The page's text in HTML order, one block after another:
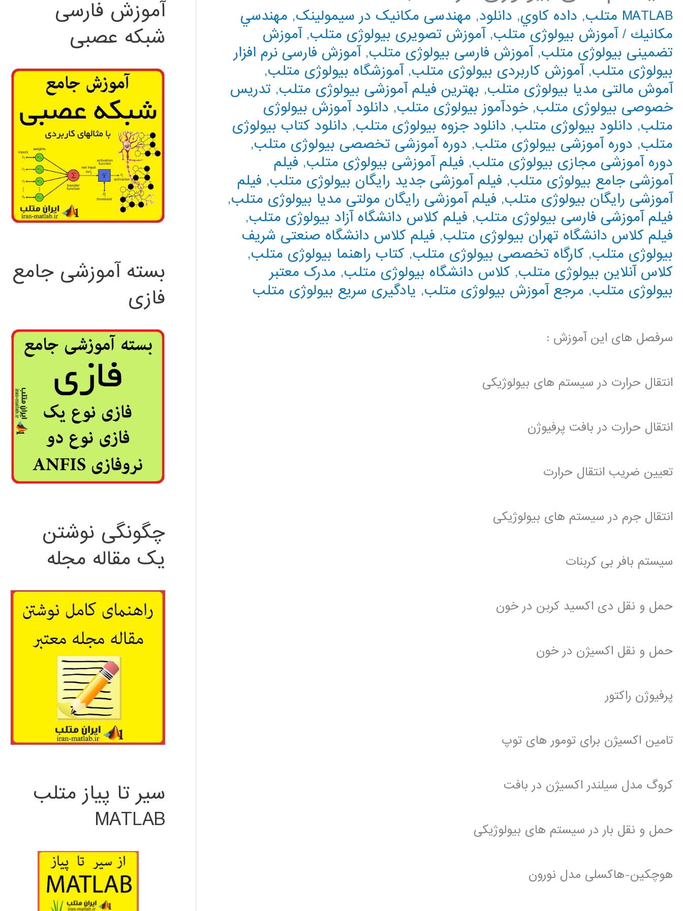
MATLAB متلب , داده كاوي, دانلود, مهندسی مکانیک در سیمولینک, مهندسي
مكانيك /آموزش بیولوژی متلب,آموزش تصویری بیولوژی متلب,آموزش
تضمینی بیولوژی متلب,آموزش فارسی بیولوژی متلب,آموزش فارسی نرم افزار
بیولوژی متلب,آموزش کاربردی بیولوژی متلب,آموزشگاه بیولوژی متلب,
آموش مالتی مدیا بیولوژی متلب, بهترین فیلم آموزشی بیولوژی متلب, تدریس
خصوصی بیولوژی متلب,خودآموز بیولوژی متلب, دانلود آموزش بیولوژی
متلب, دانلود بیولوژی متلب, دانلود جزوه بیولوژی متلب, دانلود کتاب بیولوژی
متلب, دوره آموزشی بیولوژی متلب, دوره آموزشی تخصصی بیولوژی متلب,
دوره آموزشی مجازی بیولوژی متلب, فیلم آموزشی بیولوژی متلب, فیلم
آموزشی جامع بیولوژی متلب, فیلم آموزشی جدید رایگان بیولوژی متلب, فیلم
آموزشی رایگان بیولوژی متلب, فیلم آموزشی رایگان مولتی مدیا بیولوژی متلب,
فیلم آموزشی فارسی بیولوژی متلب, فیلم کلاس دانشگاه آزاد بیولوژی متلب,
فیلم کلاس دانشگاه تهران بیولوژی متلب, فیلم کلاس دانشگاه صنعتی شریف
بیولوژی متلب, کارگاه تخصصی بیولوژی متلب, کتاب راهنما بیولوژی متلب,
کلاس آنلاین بیولوژی متلب, کلاس دانشگاه بیولوژی متلب, مدرک معتبر
بیولوژی متلب, مرجع آموزش بیولوژی متلب, یادگیری سریع بیولوژی متلب
سرفصل های این آموزش :
انتقال حرارت در سیستم های بیولوژیکی
انتقال حرارت در بافت پرفیوژن
تعیین ضریب انتقال حرارت
انتقال جرم در سیستم های بیولوژیکی
سیستم بافر بی کربنات
حمل و نقل دی اکسید کربن در خون
حمل و نقل اکسیژن در خون
پرفیوژن راکتور
تامین اکسیژن برای تومور های توپ
کروگ مدل سیلندر اکسیژن در بافت
حمل و نقل بار در سیستم های بیولوژیکی
هوچکین-هاکسلی مدل نورون
آموزش فارسی
شبکه عصبی
بسته آموزشی جامع
فازی
چگونگی نوشتن
یک مقاله مجله
سیر تا پیاز متلب
MATLAB